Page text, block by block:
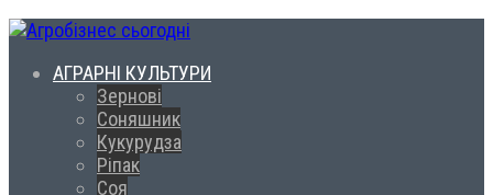
АГРАРНІ КУЛЬТУРИ
Зернові
Соняшник
Кукурудза
Ріпак
Соя